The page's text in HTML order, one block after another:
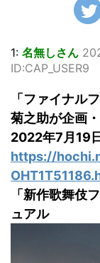
しました。 黒っぽ
いビキニを着用し
り、大人っぽい表
情を見せる姿で
す。 あらわになっ
った腹筋など、美
しいボディがとて
もセクシーです
ね。 2枚目はモノ
クロショット ...
1: 名無しさん
ID:CAP_USER9
「ファイナル
菊之助が企画
2022年7月19
https://
「新作歌舞伎
ュアル